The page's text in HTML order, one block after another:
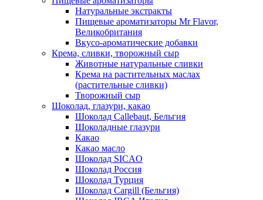
Натуральные экстракты
Пищевые ароматизаторы Mr Flavor,
Великобритания
Вкусо-ароматические добавки
Крема, сливки, творожный сыр
Животные натуральные сливки
Крема на растительных маслах
(растительные сливки)
Творожный сыр
Шоколад, глазури, какао
Шоколад Callebaut, Бельгия
Шоколадные глазури
Какао
Какао масло
Шоколад SICAO
Шоколад Россия
Шоколад Турция
Шоколад Cargill (Бельгия)